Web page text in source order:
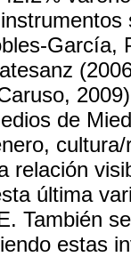
García,
de
relación
última
También
estas